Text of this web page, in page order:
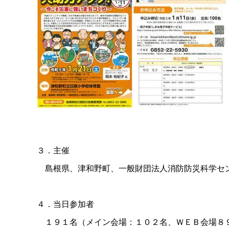
３．主催
島根県、津和野町、一般財団法人消防防災科学セ
４．当日参加者
１９１名（メイン会場：１０２名、ＷＥＢ会場８